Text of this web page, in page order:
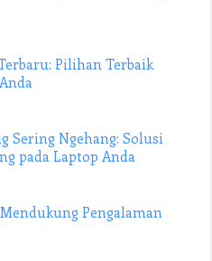
Pilihan Terbaik
Sering Ngehang: Solusi
pada Laptop Anda
Pengalaman